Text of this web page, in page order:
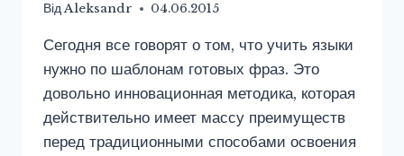
ВідAleksandr 04.06.2015
Сегодня все говорят о том, что учить языки
нужно по шаблонам готовых фраз. Это
довольно инновационная методика, которая
действительно имеет массу преимуществ
перед традиционными способами освоения